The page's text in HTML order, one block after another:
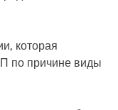
которая
по причине виды